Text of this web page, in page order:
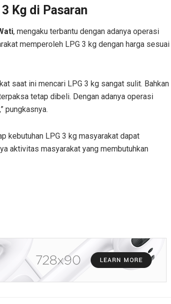
Kg di Pasaran
, mengaku terbantu dengan adanya operasi
memperoleh LPG 3 kg dengan harga sesuai
saat ini mencari LPG 3 kg sangat sulit. Bahkan
tetap dibeli. Dengan adanya operasi
pungkasnya.
kebutuhan LPG 3 kg masyarakat dapat
aktivitas masyarakat yang membutuhkan